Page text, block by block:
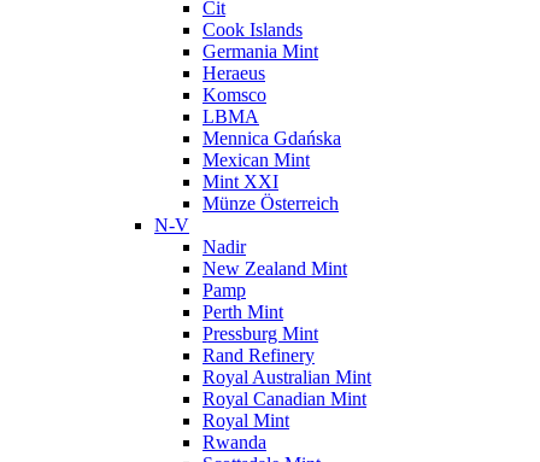
Cit
Cook Islands
Germania Mint
Heraeus
Komsco
LBMA
Mennica Gdańska
Mexican Mint
Mint XXI
Münze Österreich
N-V
Nadir
New Zealand Mint
Pamp
Perth Mint
Pressburg Mint
Rand Refinery
Royal Australian Mint
Royal Canadian Mint
Royal Mint
Rwanda